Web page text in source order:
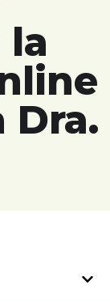
la
Dra.